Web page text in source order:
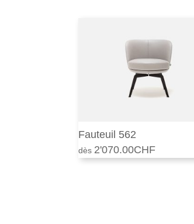
Fauteuil 562
2'070.00CHF